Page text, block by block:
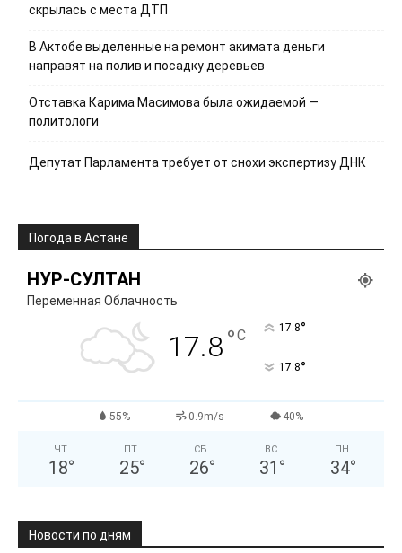
скрылась с места ДТП
В Актобе выделенные на ремонт акимата деньги
направят на полив и посадку деревьев
Отставка Карима Масимова была ожидаемой —
политологи
Депутат Парламента требует от снохи экспертизу ДНК
Погода в Астане
НУР-СУЛТАН
Переменная Облачность
17.8°C 17.8°
17.8°
55% 0.9m/s 40%
ЧТ
18°
ПТ
25°
СБ
26°
ВС
31 °
ПН
34°
Новости по дням